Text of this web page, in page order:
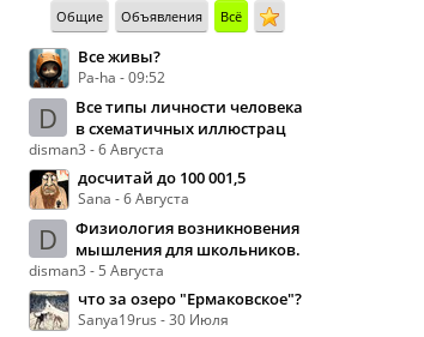
Общие Объявления Всё
Все живы?
Pa-ha - 09:52
D
Все типы личности человека
в схематичных иллюстрац
disman3 - 6 Августа
досчитай до 100 001,5
Sana - 6 Августа
D
Физиология возникновения
мышления для школьников.
disman3 - 5 Августа
что за озеро "Ермаковское"?
Sanya19rus - 30 Июля